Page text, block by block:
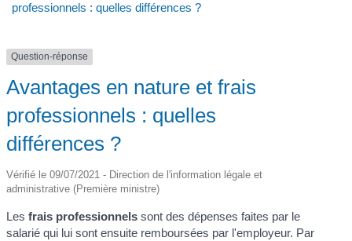
professionnels : quelles différences ?
Question-réponse
Avantages en nature et frais
professionnels : quelles
différences ?
Vérifié le 09/07/2021 - Direction de l'information légale et
administrative (Première ministre)
Lesfrais professionnels sont des dépenses faites par le
salarié qui lui sont ensuite remboursées par l'employeur. Par